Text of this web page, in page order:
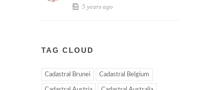
5 years ago
TAG CLOUD
Cadastral Brunei Cadastral Belgium